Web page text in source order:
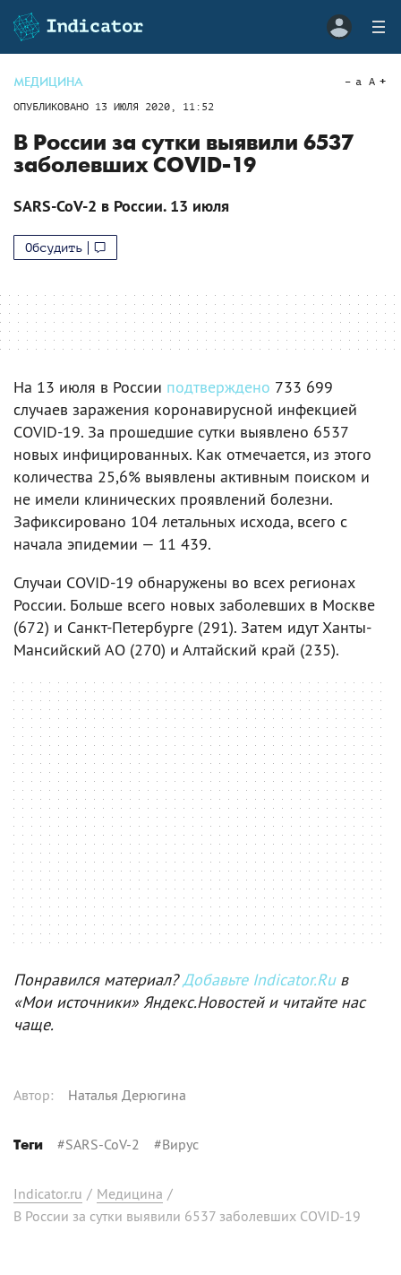
МЕДИЦИНА
ОПУБЛИКОВАНО 13 ИЮЛЯ 2020, 11:52
a A
В России за сутки выявили 6537
заболевших COVID-19
SARS-CoV-2 в России. 13 июля
Обсудить
На 13 июля в России подтверждено 733 699
случаев заражения коронавирусной инфекцией
COVID-19. За прошедшие сутки выявлено 6537
новых инфицированных. Как отмечается, из этого
количества 25,6% выявлены активным поиском и
не имели клинических проявлений болезни.
Зафиксировано 104 летальных исхода, всего с
начала эпидемии — 11 439.
Случаи COVID-19 обнаружены во всех регионах
России. Больше всего новых заболевших в Москве
(672) и Санкт-Петербурге (291). Затем идут Ханты-
Мансийский АО (270) и Алтайский край (235).
Понравился материал?Добавьте Indicator.Ruв
«Мои источники» Яндекс.Новостей и читайте нас
чаще.
Автор: Наталья Дерюгина
Теги #SARS-CoV-2 #Вирус
Indicator.ru / Медицина /
В России за сутки выявили 6537 заболевших COVID-19